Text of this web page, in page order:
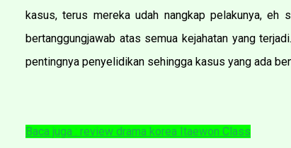
kasus, terus mereka udah nangkap pelakunya, eh
bertanggungjawab atas semua kejahatan yang
pentingnya penyelidikan sehingga kasus yang ada
Baca juga : review drama korea Itaewon Class